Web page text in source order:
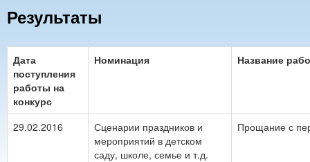
Результаты
Дата
поступления
работы на
конкурс
Номинация Название
29.02.2016
Сценарии праздников и
мероприятий в детском
саду, школе, семье и т.д.
Прощание с